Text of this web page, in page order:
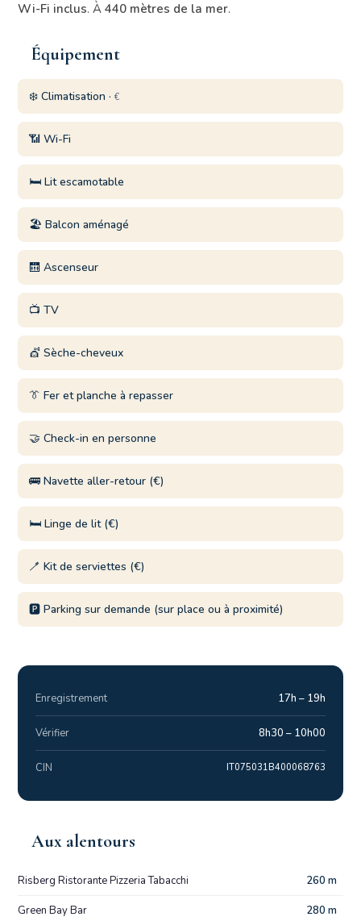
Wi-Fi inclus. À440 mètres de la mer.
Équipement
❄️ Climatisation ·€
📶 Wi-Fi
🛏️ Lit escamotable
🏖️ Balcon aménagé
🛗 Ascenseur
📺 TV
💇 Sèche-cheveux
👔 Fer et planche à repasser
🤝 Check-in en personne
🚌 Navette aller-retour (€)
🛏️ Linge de lit (€)
🪥 Kit de serviettes (€)
🅿️ Parking sur demande (sur place ou à proximité)
Enregistrement 17h – 19h
Vérifier 8h30 – 10h00
CIN IT075031B400068763
Aux alentours
Risberg Ristorante Pizzeria Tabacchi 260 m
Green Bay Bar 280 m